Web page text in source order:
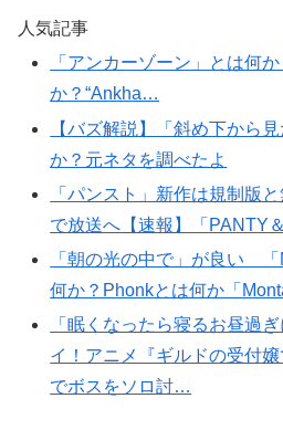
人気記事
「アンカーゾーン」とは何
か？“Ankha…
【バズ解説】「斜め下から
か？元ネタを調べたよ
「パンスト」新作は規制版
で放送へ【速報】「PANTY
「朝の光の中で」が良い
何か？Phonkとは何か「
「眠くなったら寝るお昼過
イ！アニメ『ギルドの受付
でボスをソロ討…